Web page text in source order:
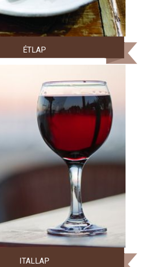
ÉTLAP
ITALLAP